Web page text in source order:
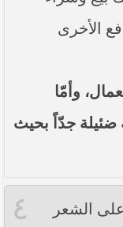
الأخرى
وأمّا
ضئيلة جدّاً بحيث
٤
الشعر